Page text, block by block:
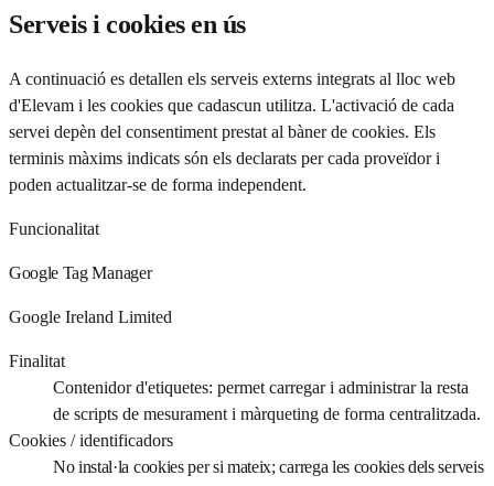
Serveis i cookies en ús
A continuació es detallen els serveis externs integrats al lloc web
d'Elevam i les cookies que cadascun utilitza. L'activació de cada
servei depèn del consentiment prestat al bàner de cookies. Els
terminis màxims indicats són els declarats per cada proveïdor i
poden actualitzar-se de forma independent.
Funcionalitat
Google Tag Manager
Google Ireland Limited
Finalitat
Contenidor d'etiquetes: permet carregar i administrar la resta
de scripts de mesurament i màrqueting de forma centralitzada.
Cookies / identificadors
No instal·la cookies per si mateix; carrega les cookies dels serveis